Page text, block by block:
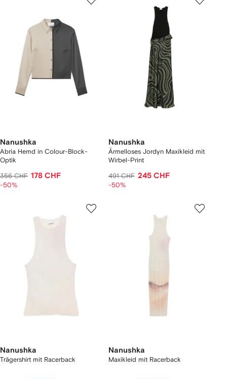
Nanushka
Abria Hemd in Colour-Block-
Optik
356 CHF 178 CHF
-50%
Nanushka
Ärmelloses Jordyn Maxikleid mit
Wirbel-Print
491 CHF 245 CHF
-50%
Nanushka
Trägershirt mit Racerback
Nanushka
Maxikleid mit Racerback